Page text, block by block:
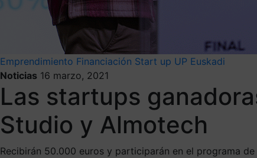
Emprendimiento Financiación Start up UP Euskadi
Noticias 16 marzo, 2021
Las startups
Studio y Almotech
Recibirán 50.000 euros y participarán en el programa